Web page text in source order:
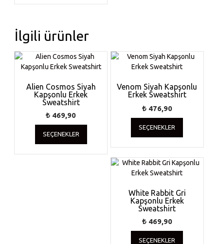
fazla
Seçenekler
sayfasından
seçilebilir
seçilebilir
İlgili ürünler
Alien Cosmos Siyah
Kapşonlu Erkek
Sweatshirt
₺ 469,90
SEÇENEKLER
Bu
birden
fazla
varyasyonu
Venom Siyah Kapşonlu
Erkek Sweatshirt
₺476,90
SEÇENEKLER
Bu
birden
fazla
varyasyonu
ürün
White Rabbit Gri
Kapşonlu Erkek
Sweatshirt
₺469,90
SEÇENEKLER
Bu